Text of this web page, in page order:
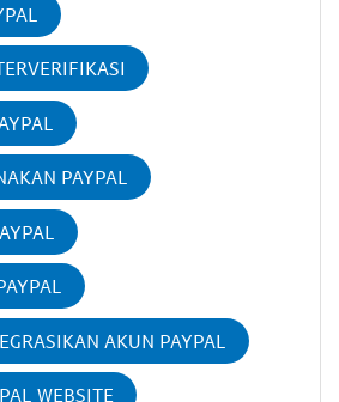
PAYPAL
AKUN PAYPAL
WEBSITE